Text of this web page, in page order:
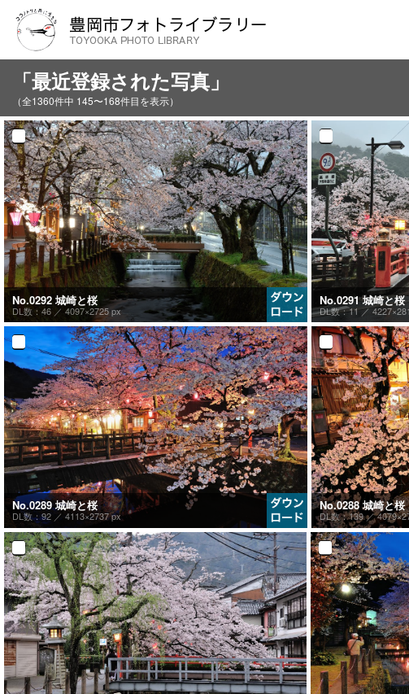
「最近登録された写真」
（全1360件中 145〜168件目を表示）
No.0292 城崎と桜
DL数：46 ／4097×2725 px
No.0291 城崎と桜
DL数：11 ／
No.0289 城崎と桜
DL数：92 ／ 4113×2737 px
No.0288 城崎と桜
DL数：139 ／